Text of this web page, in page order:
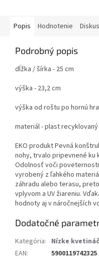
Popis Hodnotenie
Podrobný popis
dĺžka / šírka - 25 cm
výška - 23,2 cm
výška od roštu po hornú
materiál - plast
EKO produkt Pevná
nohy, trvalo pripevnené ku
Odolnosť voči
vyrobený z ľahkého
záhradu alebo terasu,
vplyvom a UV žiareniu.
hodnoty aj v náročnejších
Dodatočné
Kategória: Nízke
EAN: 5900119742325